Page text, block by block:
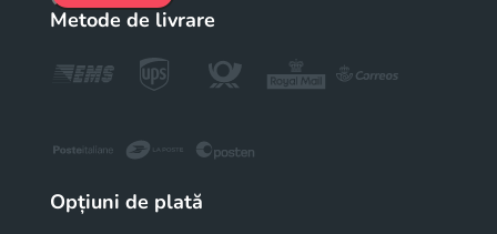
Metode de livrare
Opțiuni de plată